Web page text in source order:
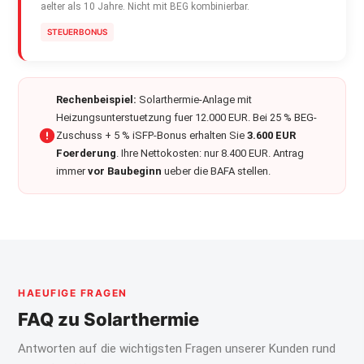
aelter als 10 Jahre. Nicht mit BEG kombinierbar.
STEUERBONUS
Rechenbeispiel: Solarthermie-Anlage mit
Heizungsunterstuetzung fuer 12.000 EUR. Bei 25 % BEG-
Zuschuss + 5 % iSFP-Bonus erhalten Sie 3.600 EUR
Foerderung. Ihre Nettokosten: nur 8.400 EUR. Antrag
immervor Baubeginn ueber die BAFA stellen.
HAEUFIGE FRAGEN
FAQ zu Solarthermie
Antworten auf die wichtigsten Fragen unserer Kunden rund